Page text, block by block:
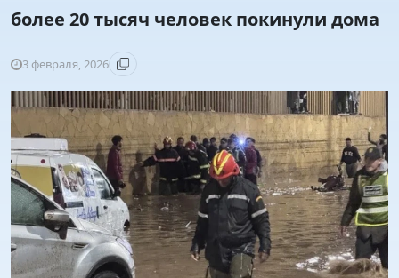
более 20 тысяч человек покинули дома
3 февраля, 2026